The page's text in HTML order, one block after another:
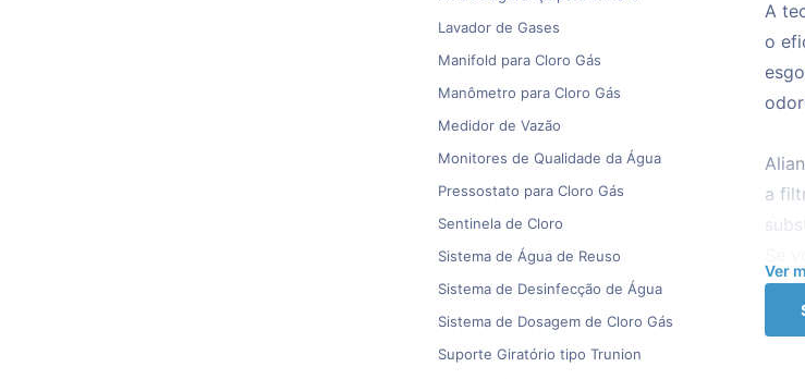
Lavador de Gases
Manifold para Cloro Gás
Manômetro para Cloro Gás
Medidor de Vazão
Monitores de Qualidade da Água
Pressostato para Cloro Gás
Sentinela de Cloro
Sistema de Água de Reuso
Sistema de Desinfecção de Água
Sistema de Dosagem de Cloro Gás
Suporte Giratório tipo Trunion
A
o
a
Ver